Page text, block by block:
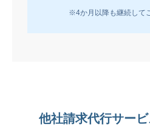
※4か月以降も継続して
他社請求代行サー